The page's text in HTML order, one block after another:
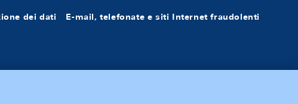
dei dati E-mail, telefonate e siti Internet fraudolenti